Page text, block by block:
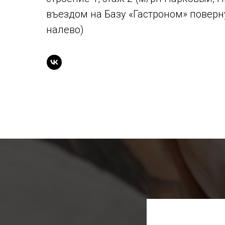
въездом на Базу «Гастроном»
налево)